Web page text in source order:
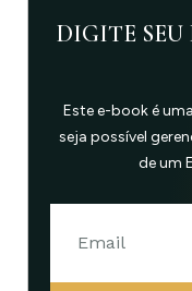
DIGITE SEU
Este e-book é
seja possível
de um